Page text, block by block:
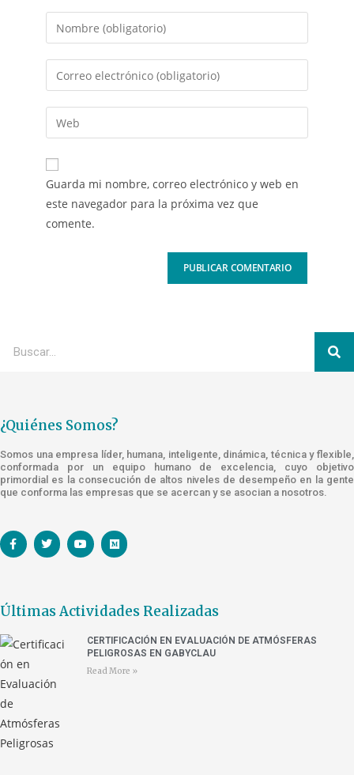
Guarda mi nombre, correo electrónico y web en
este navegador para la próxima vez que
comente.
¿Quiénes Somos?
Somos una empresa líder, humana, inteligente, dinámica, técnica y flexible,
conformada por un equipo humano de excelencia, cuyo objetivo
primordial es la consecución de altos niveles de desempeño en la gente
que conforma las empresas que se acercan y se asocian a nosotros.
Últimas Actividades Realizadas
CERTIFICACIÓN EN EVALUACIÓN DE ATMÓSFERAS
PELIGROSAS EN GABYCLAU
Read More »